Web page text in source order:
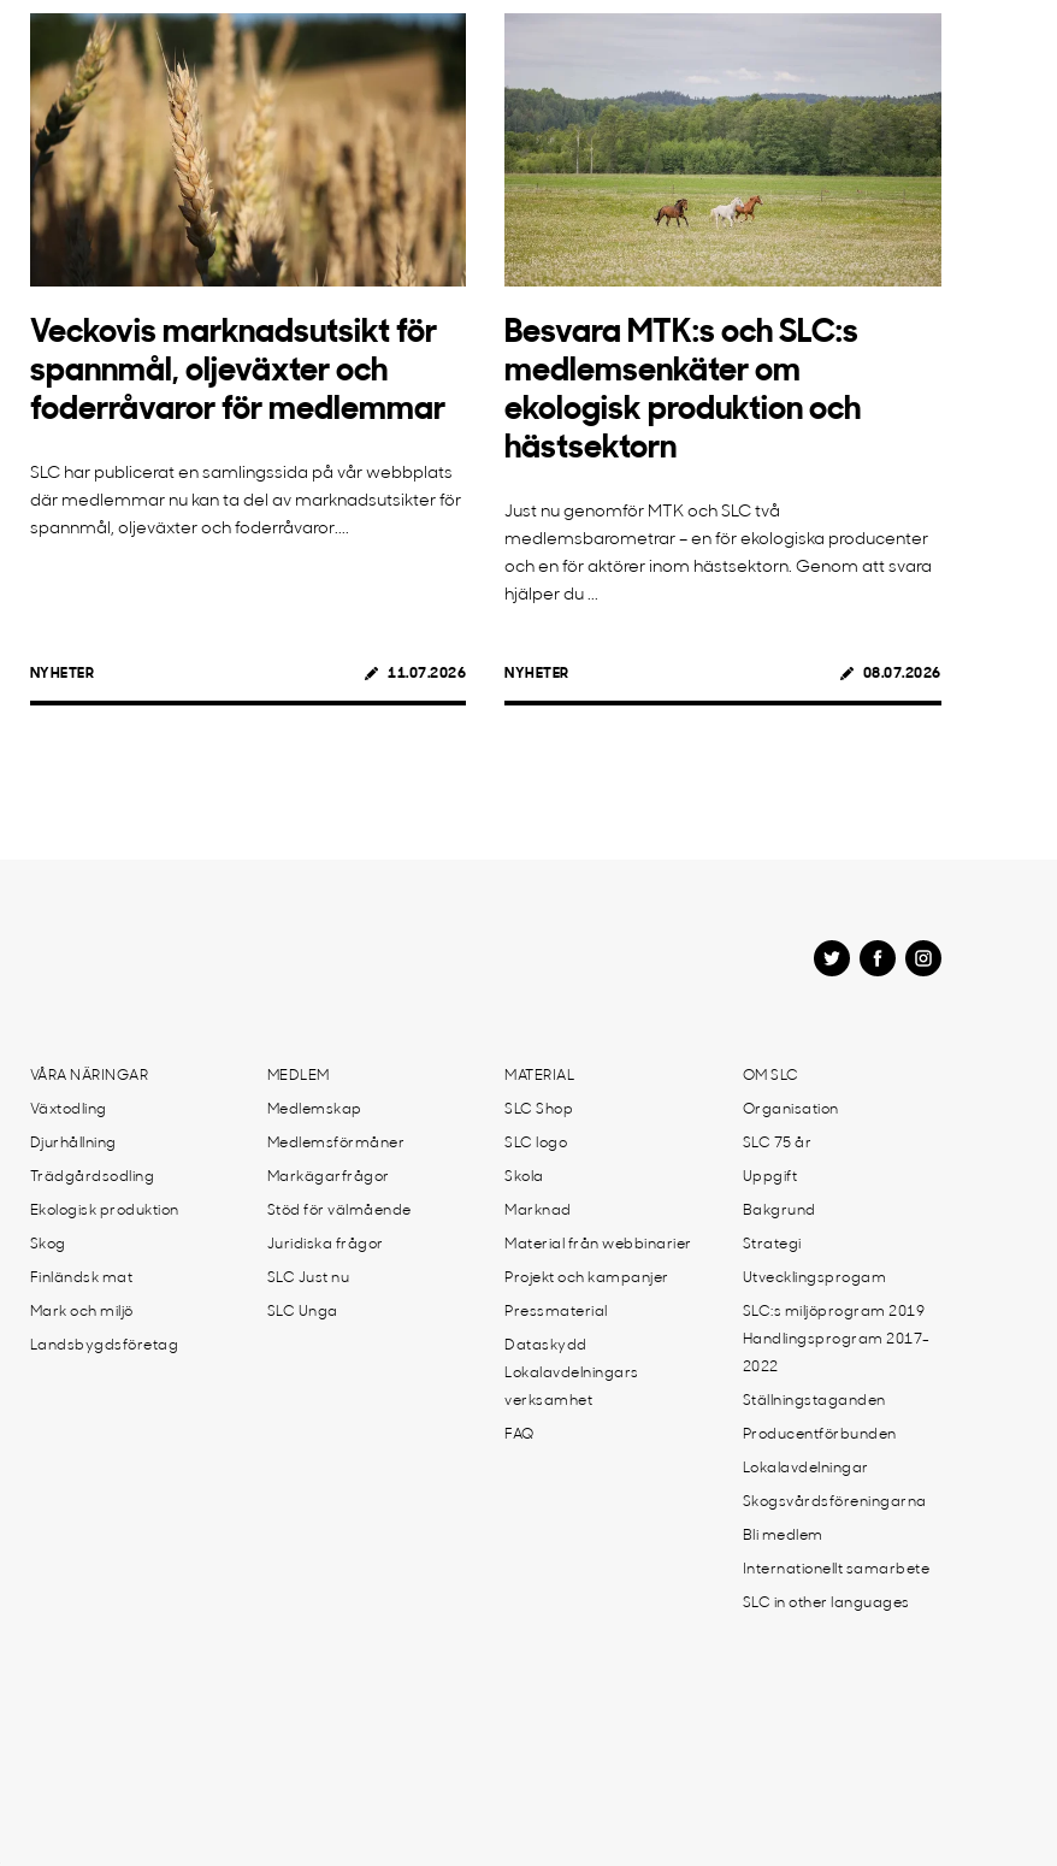
Veckovis marknadsutsikt för
spannmål, oljeväxter och
foderråvaror för medlemmar
SLC har publicerat en samlingssida på vår webbplats
där medlemmar nu kan ta del av marknadsutsikter för
spannmål, oljeväxter och foderråvaror....
NYHETER 11.07.2026
Besvara MTK:s och SLC:s
medlemsenkäter om
ekologisk produktion och
hästsektorn
Just nu genomför MTK och SLC två
medlemsbarometrar – en för ekologiska producenter
och en för aktörer inom hästsektorn. Genom att svara
hjälper du ...
NYHETER 08.07.2026
VÅRA NÄRINGAR
Växtodling
Djurhållning
Trädgårdsodling
Ekologisk produktion
Skog
Finländsk mat
Mark och miljö
Landsbygdsföretag
MEDLEM
Medlemskap
Medlemsförmåner
Markägarfrågor
Stöd för välmående
Juridiska frågor
SLC Just nu
SLC Unga
MATERIAL
SLC Shop
SLC logo
Skola
Marknad
Material från webbinarier
Projekt och kampanjer
Pressmaterial
Dataskydd
Lokalavdelningars
verksamhet
FAQ
OM SLC
Organisation
SLC 75 år
Uppgift
Bakgrund
Strategi
Utvecklingsprogam
SLC:s miljöprogram 2019
Handlingsprogram 2017-
2022
Ställningstaganden
Producentförbunden
Lokalavdelningar
Skogsvårdsföreningarna
Bli medlem
Internationellt samarbete
SLC in other languages